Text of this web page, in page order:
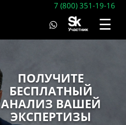
7 (800) 351-19-16
☰
ПОЛУЧИТЕ
БЕСПЛАТНЫЙ
АНАЛИЗ ВАШЕЙ
ЭКСПЕРТИЗЫ